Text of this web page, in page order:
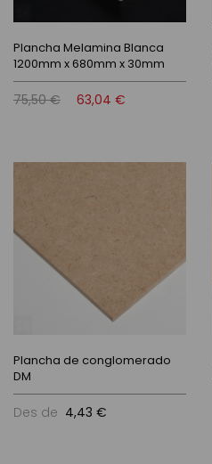
Plancha Melamina Blanca
1200mm x 680mm x 30mm
75,50 € 63,04 €
Plancha de conglomerado
DM
Des de 4,43 €